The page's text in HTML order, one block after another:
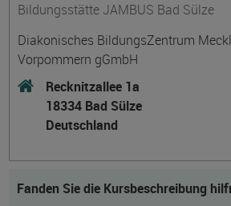
Bildungsstätte JAMBUS Bad Sülze
Diakonisches BildungsZentrum
Vorpommern gGmbH
Recknitzallee 1a
18334 Bad Sülze
Deutschland
Fanden Sie die Kursbeschreibung